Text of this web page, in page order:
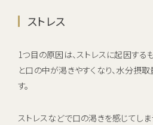
ストレス
1つ目の原因は、ストレスに起因する
と口の中が渇きやすくなり、水分摂
す。
ストレスなどで口の渇きを感じてし